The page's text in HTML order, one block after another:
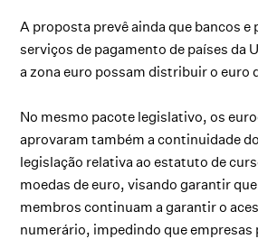
A proposta prevê ainda que bancos e
serviços de pagamento de países da
a zona euro possam distribuir o euro
No mesmo pacote legislativo, os
aprovaram também a continuidade
legislação relativa ao estatuto de
moedas de euro, visando garantir
membros continuam a garantir o
numerário, impedindo que empresas